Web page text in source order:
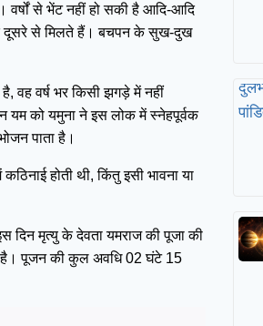
वर्षों से भेंट नहीं हो सकी है आदि-आदि
दूसरे से मिलते हैं। बचपन के सुख-दुख
वह वर्ष भर किसी झगड़े में नहीं
यम को यमुना ने इस लोक में स्नेहपूर्वक
पाता है।
होती थी, किंतु इसी भावना या
दिन मृत्यु के देवता यमराज की पूजा की
है। पूजन की कुल अवधि 02 घंटे 15